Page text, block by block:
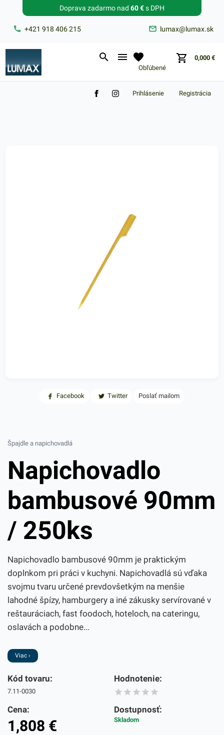
+421 918 406 215 lumax@lumax.sk
Doprava zadarmo nad 60 €s DPH
Obľúbené
0,000 €
Zabudnuté heslo?
Registrácia
Prihlásenie
Facebook Twitter Poslať mailom
Špajdle a napichovadlá
Napichovadlo
bambusové 90mm
/ 250ks
Napichovadlo bambusové 90mm je praktickým
doplnkom pri práci v kuchyni. Napichovadlá sú vďaka
svojmu tvaru určené prevdovšetkým na menšie
lahodné špízy, hamburgery a iné zákusky servírované v
reštauráciach, fast foodoch, hoteloch, na cateringu,
oslavách a podobne...
Viac ›
Kód tovaru:
7.11-0030
Hodnotenie:
Cena:
1,808 €
Dostupnosť:
Skladom